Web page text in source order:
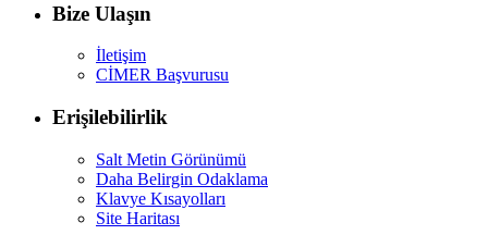
Bize Ulaşın
İletişim
CİMER Başvurusu
Erişilebilirlik
Salt Metin Görünümü
Daha Belirgin Odaklama
Klavye Kısayolları
Site Haritası